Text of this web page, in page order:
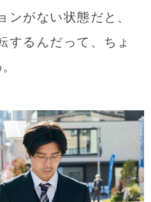
ンがない状態だと、
するんだって、ちょ